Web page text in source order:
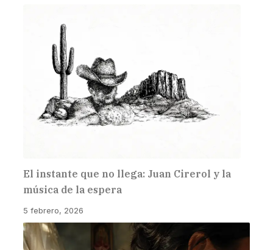
El instante que no llega: Juan Cirerol y la
música de la espera
5 febrero, 2026